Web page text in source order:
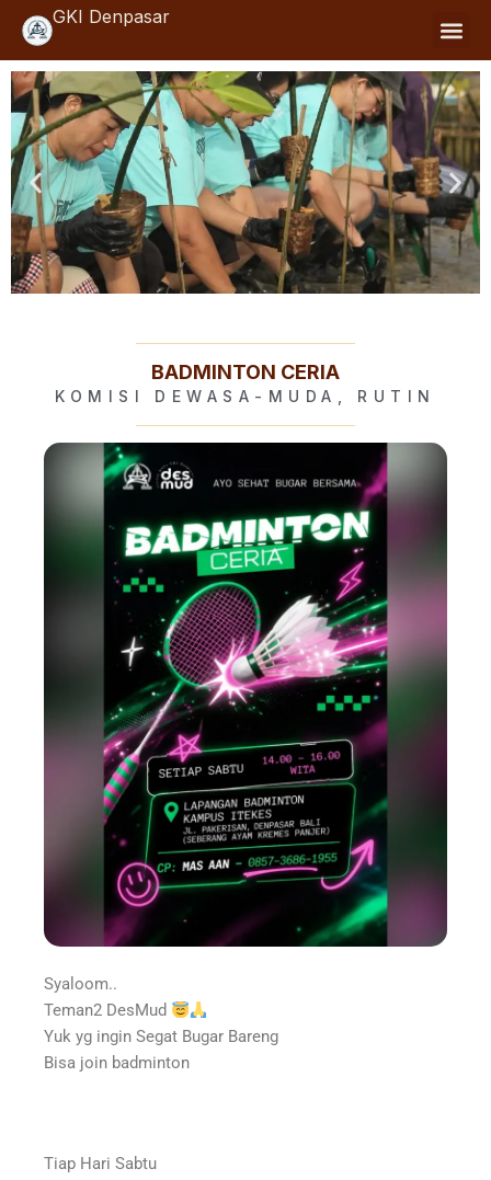
Skip
content
GKI Denpasar
BADMINTON CERIA
KOMISI DEWASA-MUDA RUTIN
Syaloom..
Teman2 DesMud
Yuk yg ingin Segat Bugar Bareng
Bisa join badminton
Tiap Hari Sabtu